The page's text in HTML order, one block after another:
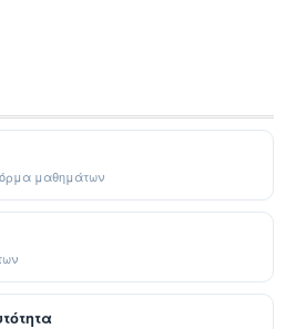
μαθημάτων